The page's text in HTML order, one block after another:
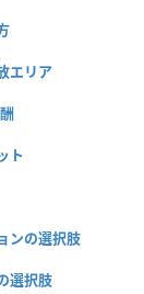
エリア
ト
ンの選択肢
選択肢